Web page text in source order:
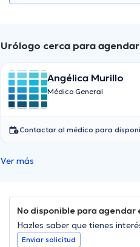
Urólogo cerca para
Angélica Murillo
Médico General
Contactar al médico para
Ver más
No disponible para agendar
Hazles saber que tienes
Enviar solicitud